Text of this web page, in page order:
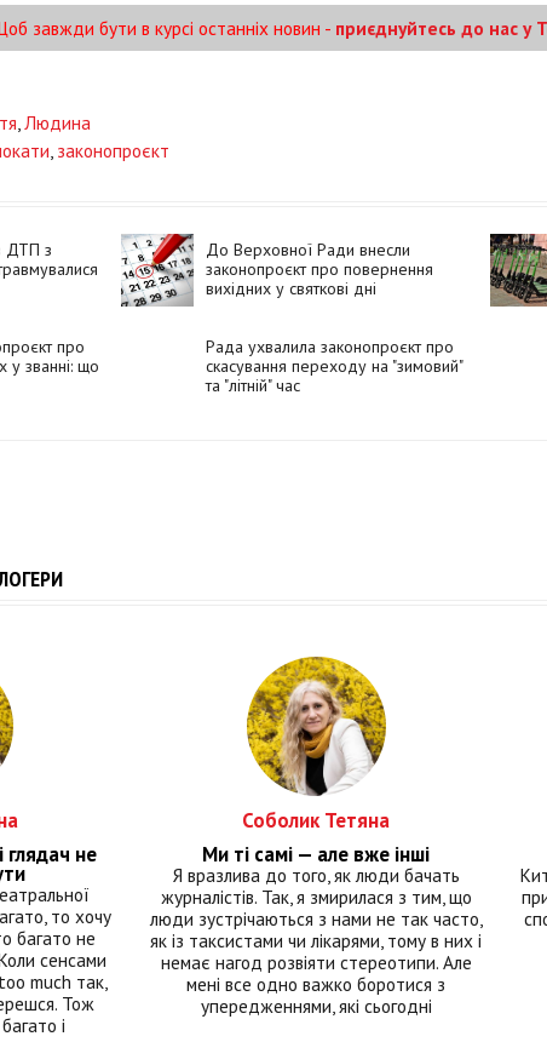
завжди бути в курсі останніх новин - приєднуйтесь до нас у
,Людина
, законопроєкт
ДТП з
До Верховної Ради внесли
законопроєкт про повернення
вихідних у святкові дні
про
у званні: що
Рада ухвалила законопроєкт про
скасування переходу на "зимовий"
та "літній" час
глядач не
то хочу
багато не
сенсами
much так,
Тож
і
Соболик Тетяна
Ми ті самі — але вже інші
Я вразлива до того, як люди бачать
журналістів. Так, я змирилася з тим, що
люди зустрічаються з нами не так часто,
як із таксистами чи лікарями, тому в них і
немає нагод розвіяти стереотипи. Але
мені все одно важко боротися з
упередженнями, які сьогодні